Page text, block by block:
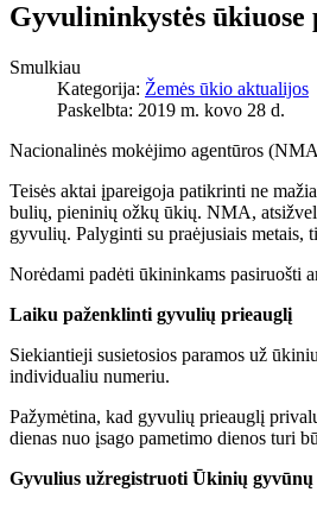
Gyvulininkystės ūkiuose
Smulkiau
Kategorija: Žemės ūkio aktualijos
Paskelbta: 2019 m. kovo 28 d.
Nacionalinės mokėjimo agentūros
Teisės aktai įpareigoja patikrinti ne
bulių, pieninių ožkų ūkių. NMA,
gyvulių. Palyginti su praėjusiais metais,
Norėdami padėti ūkininkams pasiruošti
Laiku paženklinti gyvulių prieauglį
Siekiantieji susietosios paramos už
individualiu numeriu.
Pažymėtina, kad gyvulių prieauglį
dienas nuo įsago pametimo dienos turi
Gyvulius užregistruoti Ūkinių gyvūnų